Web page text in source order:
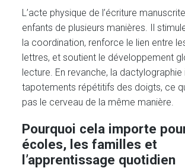
L’acte physique de l’écriture
enfants de plusieurs manières. Il
la coordination, renforce le lien entre
lettres, et soutient le développement
lecture. En revanche, la dactylographie
tapotements répétitifs des doigts, ce
pas le cerveau de la même manière.
Pourquoi cela importe
écoles, les familles et
l’apprentissage quotidien